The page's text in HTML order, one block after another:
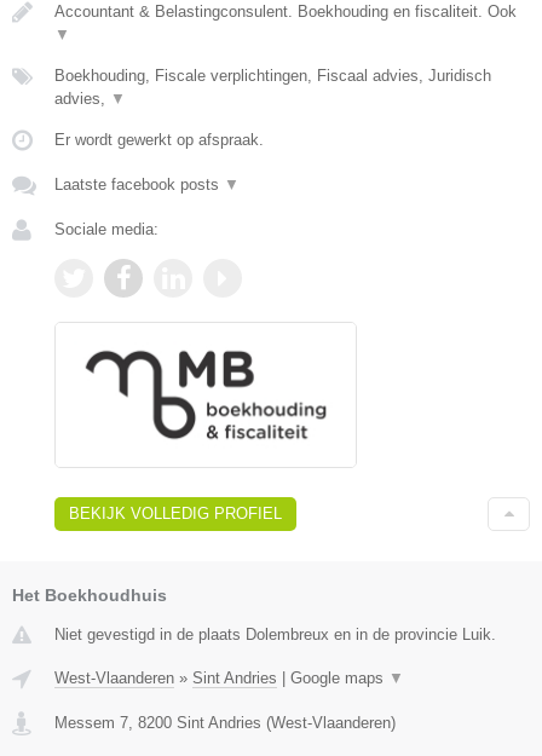
Accountant & Belastingconsulent. Boekhouding en fiscaliteit. Ook
▼
Boekhouding, Fiscale verplichtingen, Fiscaal advies, Juridisch
advies,
▼
Er wordt gewerkt op afspraak.
Laatste facebook posts ▼
Sociale media:
BEKIJK VOLLEDIG PROFIEL
Het Boekhoudhuis
Niet gevestigd in de plaats Dolembreux en in de provincie Luik.
West-Vlaanderen » Sint Andries Google maps ▼
Messem 7 8200 Sint Andries (West-Vlaanderen)